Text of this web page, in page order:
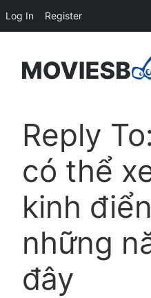
Reply
có thể
kinh
những
đây
Log In Register